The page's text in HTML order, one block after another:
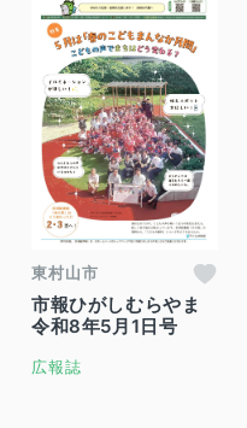
東村山市
市報ひがしむらやま
令和8年5月1日号
広報誌